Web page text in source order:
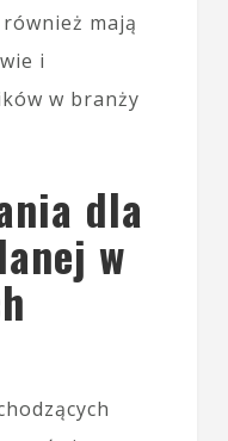
mają
i
w branży
dla
w